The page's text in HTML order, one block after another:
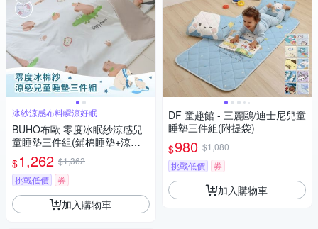
冰紗涼感布料瞬涼好眠
BUHO布歐 零度冰眠紗涼感兒
童睡墊三件組(鋪棉睡墊+涼被
+記憶枕)(多款任選)
$1,262 $1,362
挑戰低價
券
加入購物車
DF 童趣館 - 三麗鷗/迪士尼兒童
睡墊三件組(附提袋)
$980 $1,080
挑戰低價
券
加入購物車